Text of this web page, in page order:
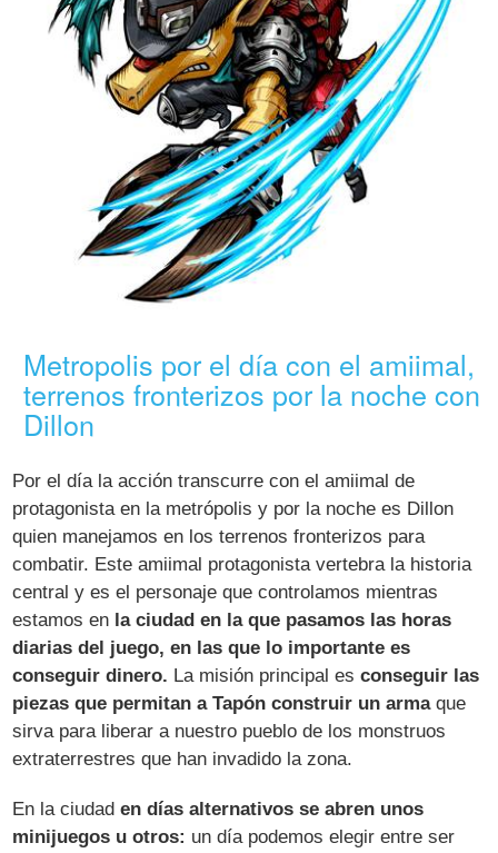
Metropolis por el día con el amiimal,
terrenos fronterizos por la noche con
Dillon
Por el día la acción transcurre con el amiimal de
protagonista en la metrópolis y por la noche es Dillon
quien manejamos en los terrenos fronterizos para
combatir. Este amiimal protagonista vertebra la historia
central y es el personaje que controlamos mientras
estamos en la ciudad en la que pasamos las horas
diarias del juego, en las que lo importante es
conseguir dinero. La misión principal esconseguir las
piezas que permitan a Tapón construir un armaque
sirva para liberar a nuestro pueblo de los monstruos
extraterrestres que han invadido la zona.
En la ciudaden días alternativos se abren unos
minijuegos u otros: un día podemos elegir entre ser